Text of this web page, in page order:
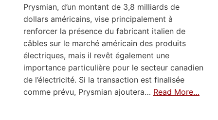
Prysmian, d’un montant de 3,8 milliards de
dollars américains, vise principalement à
renforcer la présence du fabricant italien de
câbles sur le marché américain des produits
électriques, mais il revêt également une
importance particulière pour le secteur canadien
de l’électricité. Si la transaction est finalisée
comme prévu, Prysmian ajoutera… Read More…